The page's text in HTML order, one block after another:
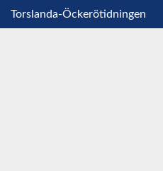
Torslanda-Öckerötidningen